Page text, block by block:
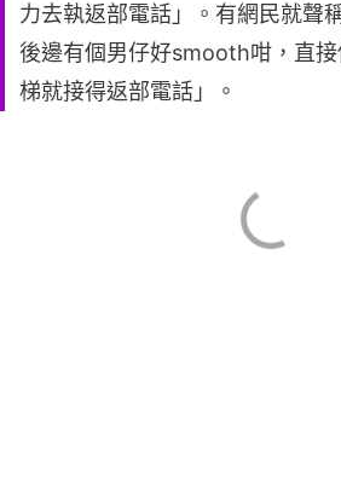
力去執返部電話」。有網民就聲
後邊有個男仔好smooth咁，直
梯就接得返部電話」。